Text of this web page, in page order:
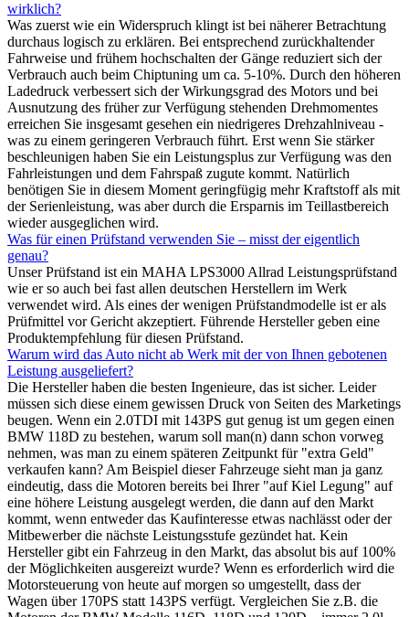
wirklich?
Was zuerst wie ein Widerspruch klingt ist bei näherer Betrachtung
durchaus logisch zu erklären. Bei entsprechend zurückhaltender
Fahrweise und frühem hochschalten der Gänge reduziert sich der
Verbrauch auch beim Chiptuning um ca. 5-10%. Durch den höheren
Ladedruck verbessert sich der Wirkungsgrad des Motors und bei
Ausnutzung des früher zur Verfügung stehenden Drehmomentes
erreichen Sie insgesamt gesehen ein niedrigeres Drehzahlniveau -
was zu einem geringeren Verbrauch führt. Erst wenn Sie stärker
beschleunigen haben Sie ein Leistungsplus zur Verfügung was den
Fahrleistungen und dem Fahrspaß zugute kommt. Natürlich
benötigen Sie in diesem Moment geringfügig mehr Kraftstoff als mit
der Serienleistung, was aber durch die Ersparnis im Teillastbereich
wieder ausgeglichen wird.
Was für einen Prüfstand verwenden Sie – misst der eigentlich
genau?
Unser Prüfstand ist ein MAHA LPS3000 Allrad Leistungsprüfstand
wie er so auch bei fast allen deutschen Herstellern im Werk
verwendet wird. Als eines der wenigen Prüfstandmodelle ist er als
Prüfmittel vor Gericht akzeptiert. Führende Hersteller geben eine
Produktempfehlung für diesen Prüfstand.
Warum wird das Auto nicht ab Werk mit der von Ihnen gebotenen
Leistung ausgeliefert?
Die Hersteller haben die besten Ingenieure, das ist sicher. Leider
müssen sich diese einem gewissen Druck von Seiten des Marketings
beugen. Wenn ein 2.0TDI mit 143PS gut genug ist um gegen einen
BMW 118D zu bestehen, warum soll man(n) dann schon vorweg
nehmen, was man zu einem späteren Zeitpunkt für "extra Geld"
verkaufen kann? Am Beispiel dieser Fahrzeuge sieht man ja ganz
eindeutig, dass die Motoren bereits bei Ihrer "auf Kiel Legung" auf
eine höhere Leistung ausgelegt werden, die dann auf den Markt
kommt, wenn entweder das Kaufinteresse etwas nachlässt oder der
Mitbewerber die nächste Leistungsstufe gezündet hat. Kein
Hersteller gibt ein Fahrzeug in den Markt, das absolut bis auf 100%
der Möglichkeiten ausgereizt wurde? Wenn es erforderlich wird die
Motorsteuerung von heute auf morgen so umgestellt, dass der
Wagen über 170PS statt 143PS verfügt. Vergleichen Sie z.B. die